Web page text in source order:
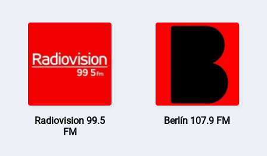
Radiovision 99.5
FM
Berlín 107.9 FM